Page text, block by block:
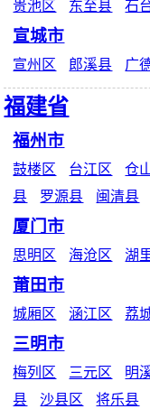
贵池区 东至县 石
宣城市
宣州区 郎溪县 广
福建省
福州市
鼓楼区 台江区 仓
县
罗源县 闽清县
厦门市
思明区 海沧区 湖
莆田市
城厢区 涵江区 荔
三明市
梅列区 三元区 明
县
沙县区 将乐县